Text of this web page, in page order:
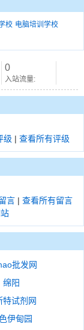
校 电脑培训学校
0
入站流量:
级 | 查看所有评级
言 | 查看所有留言
批发网
绵阳
特试剂网
伊甸园